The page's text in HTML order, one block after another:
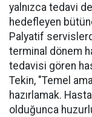
yalnızca tedavi
hedefleyen
Palyatif
terminal dönem
tedavisi gören
Tekin, "Temel
hazırlamak.
olduğunca